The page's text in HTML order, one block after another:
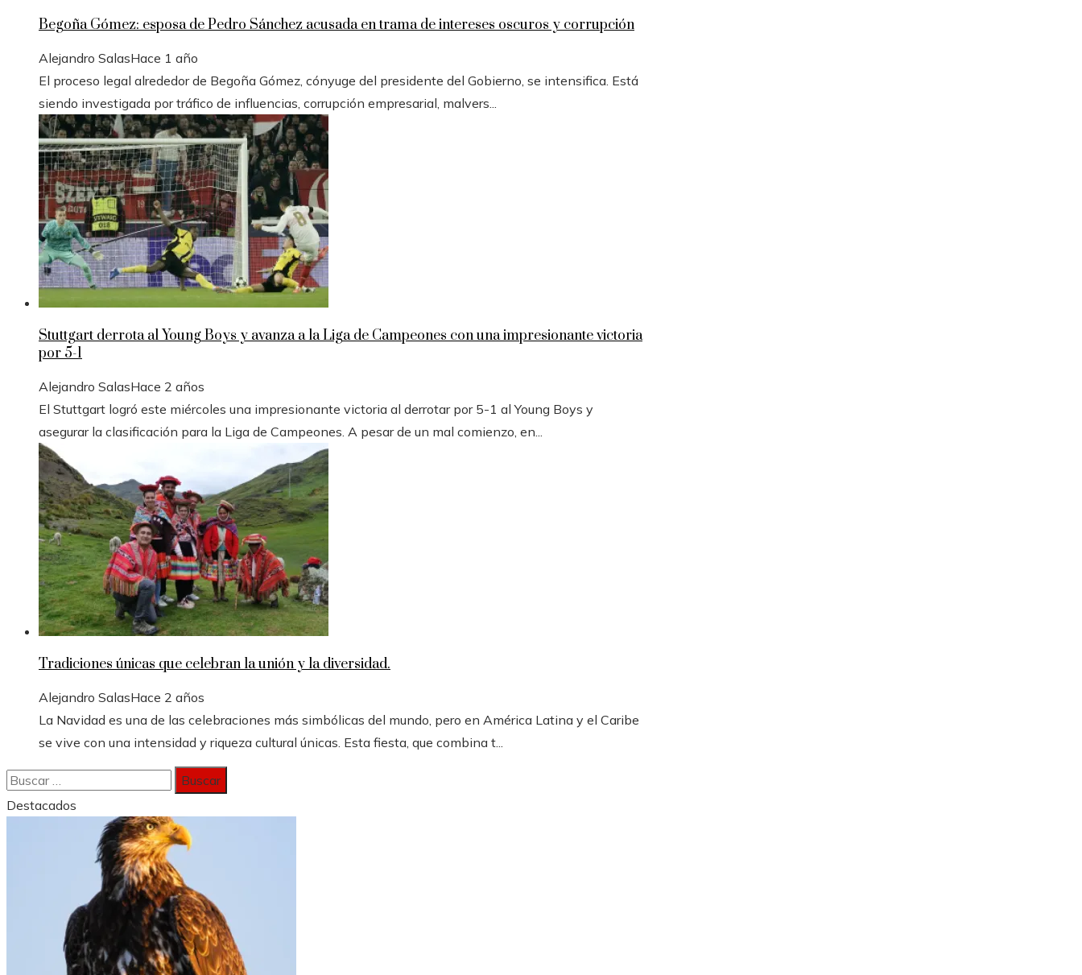
Begoña Gómez: esposa de Pedro Sánchez acusada en trama de intereses oscuros y corrupción
Alejandro SalasHace 1 año
El proceso legal alrededor de Begoña Gómez, cónyuge del presidente del Gobierno, se intensifica. Está
siendo investigada por tráfico de influencias, corrupción empresarial, malvers...
Stuttgart derrota al Young Boys y avanza a la Liga de Campeones con una impresionante victoria
por 5-1
Alejandro SalasHace 2 años
El Stuttgart logró este miércoles una impresionante victoria al derrotar por 5-1 al Young Boys y
asegurar la clasificación para la Liga de Campeones. A pesar de un mal comienzo, en...
Tradiciones únicas que celebran la unión y la diversidad.
Alejandro SalasHace 2 años
La Navidad es una de las celebraciones más simbólicas del mundo, pero en América Latina y el Caribe
se vive con una intensidad y riqueza cultural únicas. Esta fiesta, que combina t...
Buscar:
Destacados